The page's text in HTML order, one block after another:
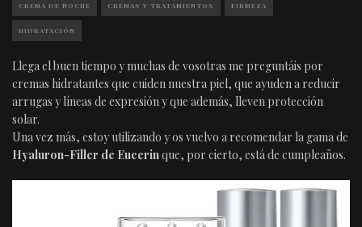
CREMA DE NOCHE CREMAS Y TRATAMIENTOS FIRMEZA
HIDRATACIÓN
Llega el buen tiempo y muchas de vosotras me preguntáis por
cremas hidratantes que cuiden nuestra piel, que ayuden a reducir
arrugas y líneas de expresión y que además, lleven protección
solar.
Una vez más, estoy utilizando y os vuelvo a recomendar la gama de
Hyaluron-Filler de Eucerinque, por cierto, está de cumpleaños.